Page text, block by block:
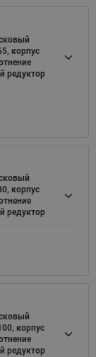
корпус
редуктор
корпус
редуктор
корпус
редуктор